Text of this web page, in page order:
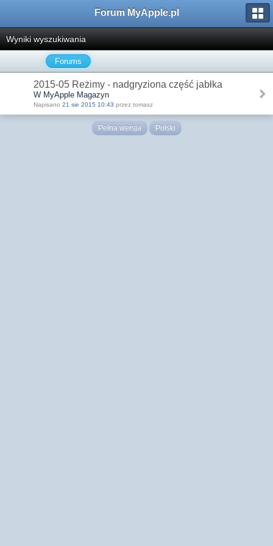
Forum MyApple.pl
Wyniki wyszukiwania
Forums
2015-05 Reżimy - nadgryziona część jabłka
W MyApple Magazyn
Napisano 21 sie 2015 10:43 przez tomasz
Pełna wersja Polski